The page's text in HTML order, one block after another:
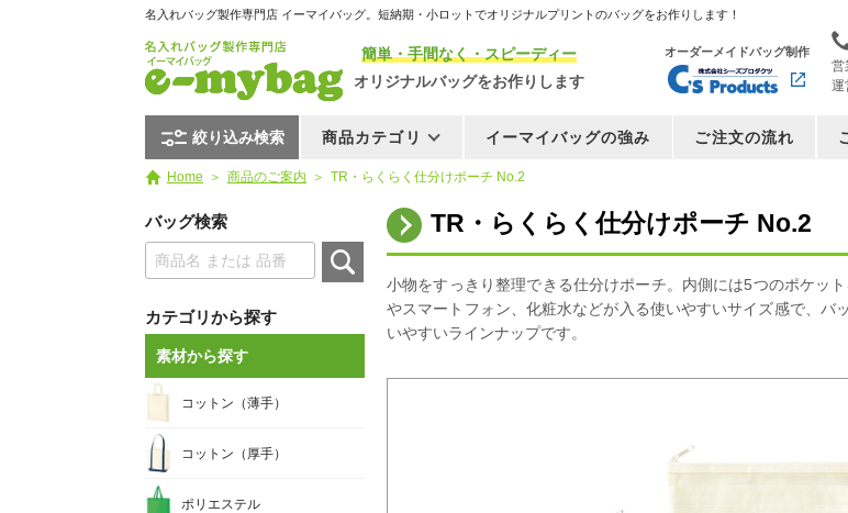
名入れバッグ製作専門店 イーマイバッグ。短納期・小ロットでオリジナルプリントのバッグをお作りします！
簡単・手間なく・スピーディー
オリジナルバッグをお作りします
オーダーメイドバッグ制作
営
運
商品カテゴリ イーマイバッグの強み ご注文の流れ
絞り込み検索
Home 商品のご案内 TR・らくらく仕分けポーチ No.2
TR・らくらく仕分けポーチ No.2
小物をすっきり整理できる仕分けポーチ。内側には5つのポケッ
やスマートフォン、化粧水などが入る使いやすいサイズ感で、
いやすいラインナップです。
バッグ検索
カテゴリから探す
素材から探す
コットン（薄手）
コットン（厚手）
ポリエステル